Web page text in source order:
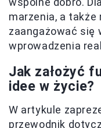
marzenia, a także
zaangażować się
wprowadzenia
Jak założyć
idee w życie?
W artykule
przewodnik